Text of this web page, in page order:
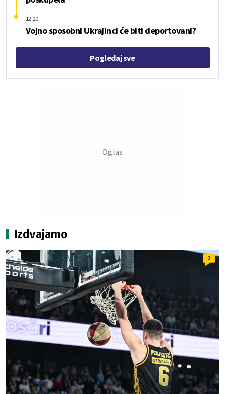
Vojno sposobni Ukrajinci će biti deportovani?
12:20
Pogledaj sve
Izdvajamo
2